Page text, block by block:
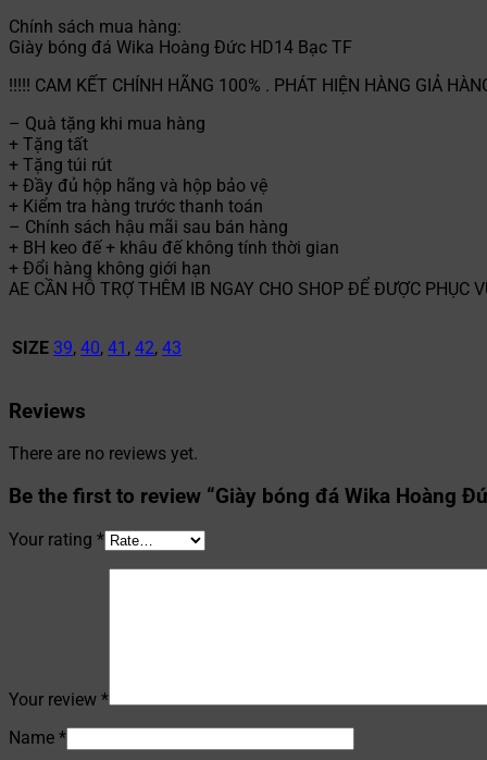
Chính sách mua hàng:
Giày bóng đá Wika Hoàng Đức HD14 Bạc TF
!!!!! CAM KẾT CHÍNH HÃNG 100% . PHÁT HIỆN HÀNG GIẢ
– Quà tặng khi mua hàng
+ Tặng tất
+ Tặng túi rút
+ Đầy đủ hộp hãng và hộp bảo vệ
+ Kiểm tra hàng trước thanh toán
– Chính sách hậu mãi sau bán hàng
+ BH keo đế + khâu đế không tính thời gian
+ Đổi hàng không giới hạn
AE CẦN HỖ TRỢ THÊM IB NGAY CHO SHOP ĐỂ ĐƯỢC PHỤC
SIZE 39, 40, 41 , 42, 43
Reviews
There are no reviews yet.
Be the first to review “Giày bóng đá Wika Hoàng
Your rating *
Your review *
Name *